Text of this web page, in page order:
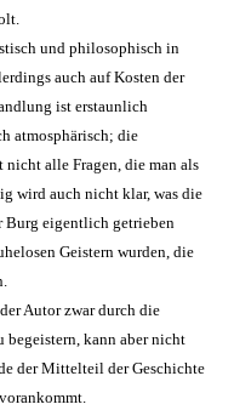
und philosophisch in
auch auf Kosten der
ist erstaunlich
atmosphärisch; die
alle Fragen, die man als
wird auch nicht klar, was die
Burg eigentlich getrieben
Geistern wurden, die
Autor zwar durch die
begeistern, kann aber nicht
der Mittelteil der Geschichte